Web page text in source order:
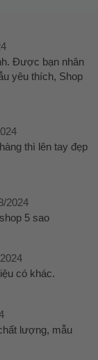
Được bạn nhân
yêu thích, Shop
thì lên tay đẹp
2024
5 sao
có khác.
lượng, mẫu